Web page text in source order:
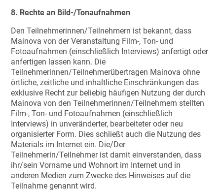
8. Rechte an Bild-/Tonaufnahmen
Den Teilnehmerinnen/Teilnehmern ist bekannt, dass
Mainova von der Veranstaltung Film-, Ton- und
Fotoaufnahmen (einschließlich Interviews) anfertigt oder
anfertigen lassen kann. Die
Teilnehmerinnen/Teilnehmerübertragen Mainova ohne
örtliche, zeitliche und inhaltliche Einschränkungen das
exklusive Recht zur beliebig häufigen Nutzung der durch
Mainova von den Teilnehmerinnen/Teilnehmern stellten
Film-, Ton- und Fotoaufnahmen (einschließlich
Interviews) in unveränderter, bearbeiteter oder neu
organisierter Form. Dies schließt auch die Nutzung des
Materials im Internet ein. Die/Der
Teilnehmerin/Teilnehmer ist damit einverstanden, dass
ihr/sein Vorname und Wohnort im Internet und in
anderen Medien zum Zwecke des Hinweises auf die
Teilnahme genannt wird.